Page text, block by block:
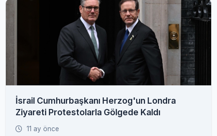
İsrail Cumhurbaşkanı Herzog'un Londra
Ziyareti Protestolarla Gölgede Kaldı
11 ay önce